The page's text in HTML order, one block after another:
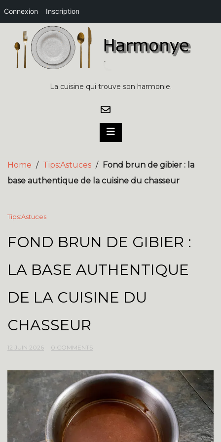
Connexion Inscription
content
La cuisine qui trouve son harmonie.
Home / Tips:Astuces /
Fond brun de gibier : la
base authentique de la cuisine du chasseur
Tips:Astuces
FOND BRUN DE GIBIER :
LA BASE AUTHENTIQUE
DE LA CUISINE DU
CHASSEUR
12 JUIN 2026 0 COMMENTS